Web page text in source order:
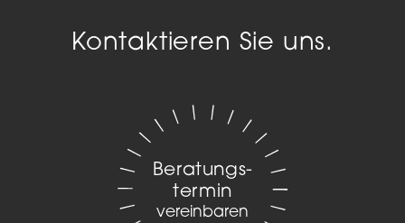
Kontaktieren Sie uns.
Beratungs­
termin
vereinbaren